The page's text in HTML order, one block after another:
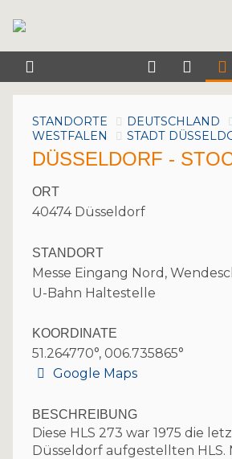
STANDORTE DEUTSCHLAND
WESTFALEN
STADT
DÜSSELDORF -
ORT
40474 Düsseldorf
STANDORT
Messe Eingang Nord,
U-Bahn Haltestelle
KOORDINATE
51.264770°, 006.735865°
Google Maps
BESCHREIBUNG
Diese HLS 273 war 1975 die
Düsseldorf aufgestellten HLS.